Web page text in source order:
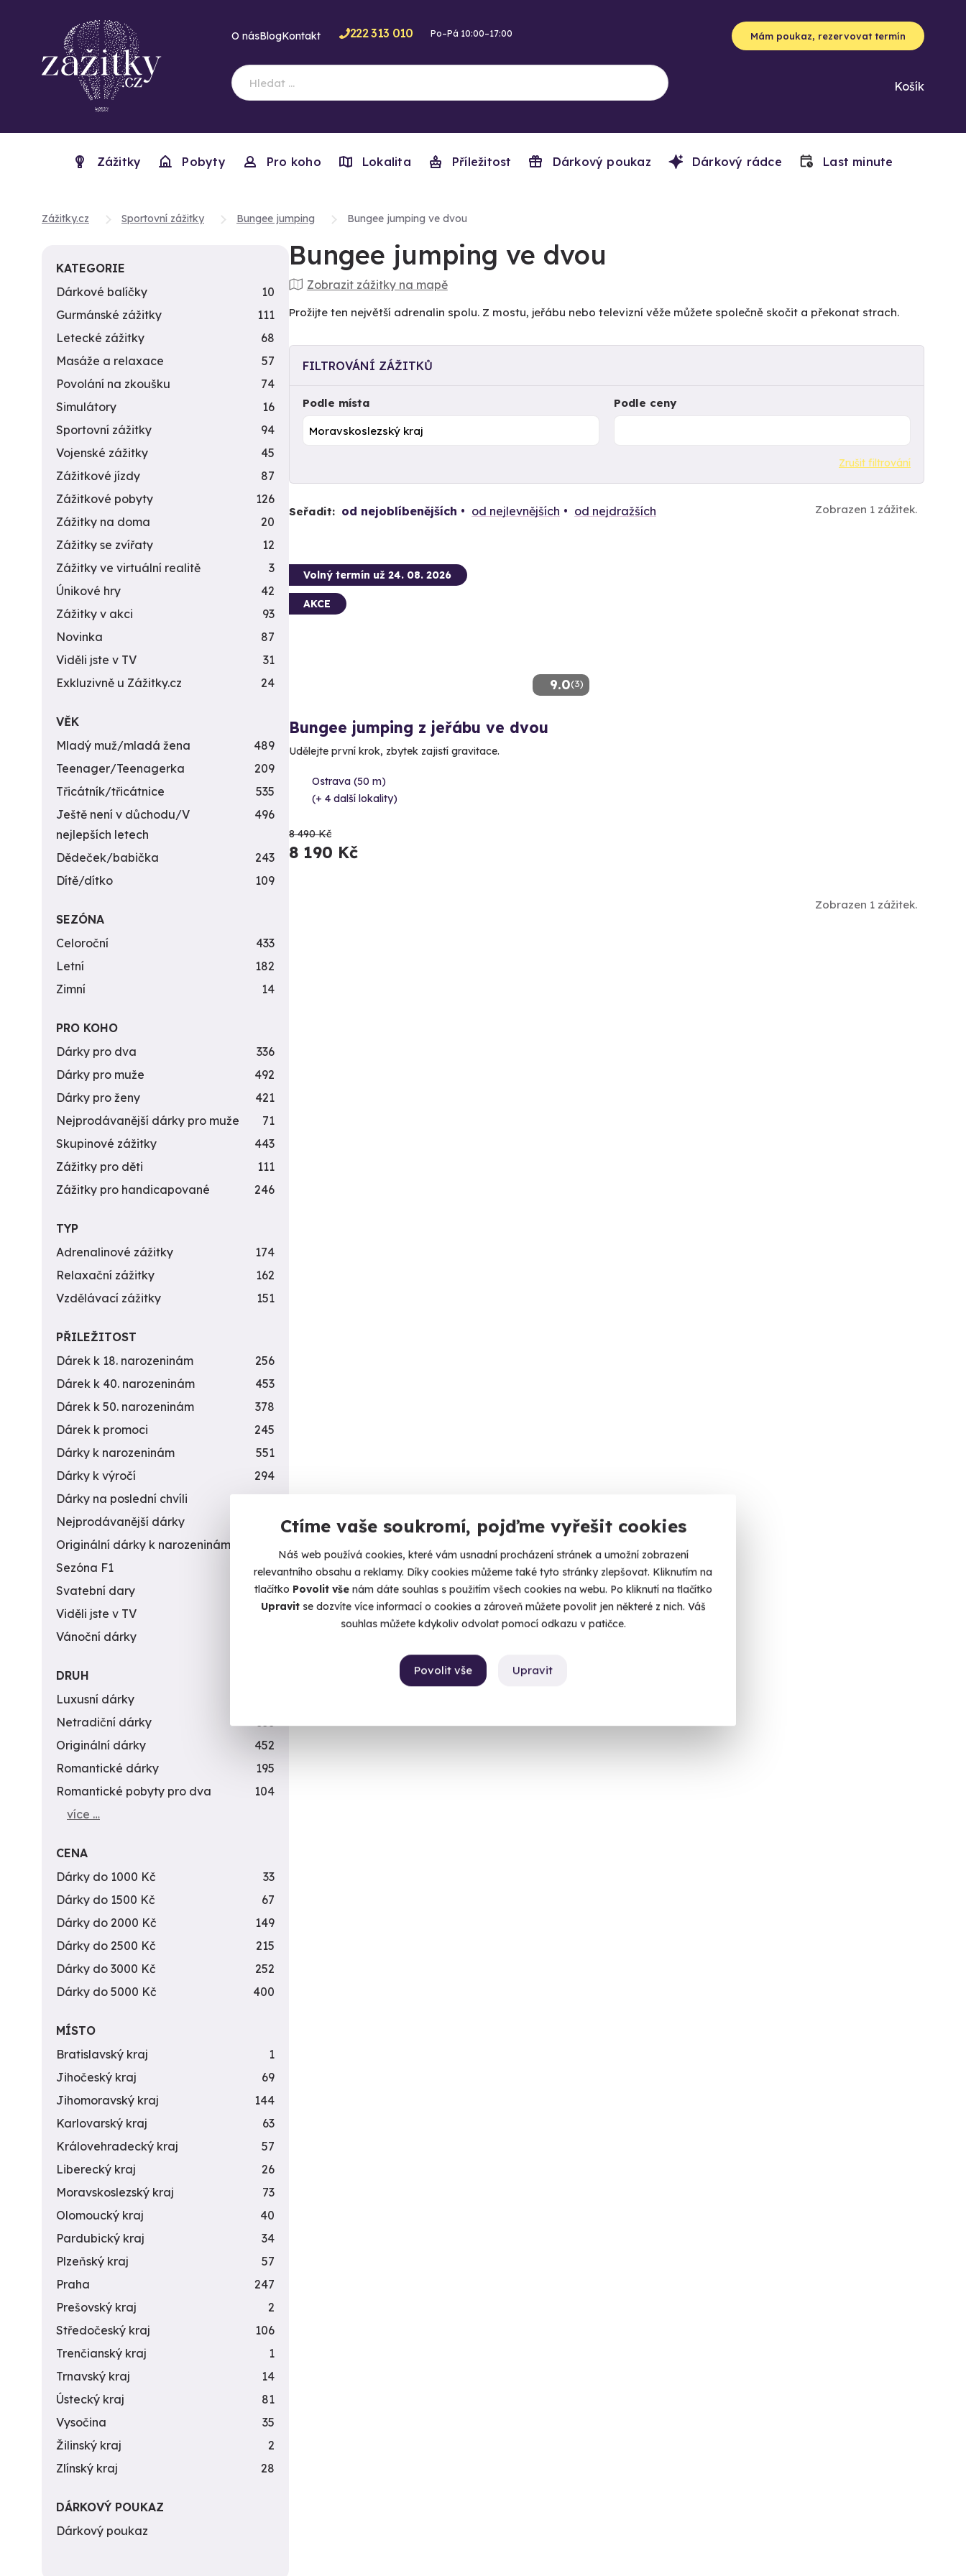
Ctíme vaše soukromí, pojďme vyřešit cookies
Náš web používá cookies, které vám usnadní procházení stránek a umožní zobrazení
relevantního obsahu a reklamy. Díky cookies můžeme také tyto stránky zlepšovat. Kliknutím na
tlačítko Povolit vše nám dáte souhlas s použitím všech cookies na webu. Po kliknutí na tlačítko
Upravitse dozvíte více informací o cookies a zároveň můžete povolit jen některé z nich. Váš
souhlas můžete kdykoliv odvolat pomocí odkazu v patičce.
Upravit
Povolit vše
O násBlogKontakt 222 313 010 Po–Pá 10:00–17:00 Mám poukaz, rezervovat termín
Košík
Zážitky Pobyty Pro koho Lokalita Příležitost Dárkový poukaz Dárkový rádce Last minute
Zážitky.cz Sportovní zážitky Bungee jumping Bungee jumping ve dvou
Bungee jumping ve dvou
Zobrazit zážitky na mapě
Prožijte ten největší adrenalin spolu. Z mostu, jeřábu nebo televizní věže můžete společně skočit a překonat strach.
FILTROVÁNÍ ZÁŽITKŮ
Podle místa Podle ceny
Zrušit filtrování
Seřadit: od nejoblíbenějších od nejlevnějších od nejdražších Zobrazen 1 zážitek.
9.0(3)
Volný termín už 24. 08. 2026
AKCE
Bungee jumping z jeřábu ve dvou
Udělejte první krok, zbytek zajistí gravitace.
Ostrava (50 m)
(+ 4 další lokality)
8 490 Kč
8 190 Kč
Zobrazen 1 zážitek.
KATEGORIE
Dárkové balíčky
10
Gurmánské zážitky
111
Letecké zážitky
68
Masáže a relaxace
57
Povolání na zkoušku
74
Simulátory
16
Sportovní zážitky
94
Vojenské zážitky
45
Zážitkové jízdy
87
Zážitkové pobyty
126
Zážitky na doma
20
Zážitky se zvířaty
12
Zážitky ve virtuální realitě
3
Únikové hry
42
Zážitky v akci
93
Novinka
87
Viděli jste v TV
31
Exkluzivně u Zážitky.cz
24
VĚK
Mladý muž/mladá žena
489
Teenager/Teenagerka
209
Třicátník/třicátnice
535
Ještě není v důchodu/V
nejlepších letech
496
Dědeček/babička
243
Dítě/dítko
109
SEZÓNA
Celoroční
433
Letní
182
Zimní
14
PRO KOHO
Dárky pro dva
336
Dárky pro muže
492
Dárky pro ženy
421
Nejprodávanější dárky pro muže
71
Skupinové zážitky
443
Zážitky pro děti
111
Zážitky pro handicapované
246
TYP
Adrenalinové zážitky
174
Relaxační zážitky
162
Vzdělávací zážitky
151
PŘILEŽITOST
Dárek k 18. narozeninám
256
Dárek k 40. narozeninám
453
Dárek k 50. narozeninám
378
Dárek k promoci
245
Dárky k narozeninám
551
Dárky k výročí
294
Dárky na poslední chvíli
450
Nejprodávanější dárky
Originální dárky k narozeninám
Sezóna F1
4
Svatební dary
196
Viděli jste v TV
31
Vánoční dárky
DRUH
Luxusní dárky
Netradiční dárky
353
Originální dárky
452
Romantické dárky
195
Romantické pobyty pro dva
104
více …
CENA
Dárky do 1000 Kč
33
Dárky do 1500 Kč
67
Dárky do 2000 Kč
149
Dárky do 2500 Kč
215
Dárky do 3000 Kč
252
Dárky do 5000 Kč
400
MÍSTO
Bratislavský kraj
1
Jihočeský kraj
69
Jihomoravský kraj
144
Karlovarský kraj
63
Královehradecký kraj
57
Liberecký kraj
26
Moravskoslezský kraj
73
Olomoucký kraj
40
Pardubický kraj
34
Plzeňský kraj
57
Praha
247
Prešovský kraj
2
Středočeský kraj
106
Trenčianský kraj
1
Trnavský kraj
14
Ústecký kraj
81
Vysočina
35
Žilinský kraj
2
Zlínský kraj
28
DÁRKOVÝ POUKAZ
Dárkový poukaz